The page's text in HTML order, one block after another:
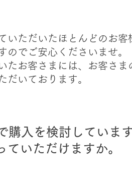
いただいたほとんどのお客
のでご安心くださいませ。
たお客さまには、お客さ
だいております。
購入を検討しています
ていただけますか。